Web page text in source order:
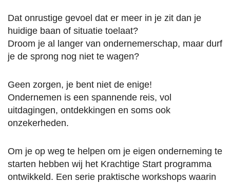
Dat onrustige gevoel dat er meer in je zit dan je
huidige baan of situatie toelaat?
Droom je al langer van ondernemerschap, maar durf
je de sprong nog niet te wagen?
Geen zorgen, je bent niet de enige!
Ondernemen is een spannende reis, vol
uitdagingen, ontdekkingen en soms ook
onzekerheden.
Om je op weg te helpen om je eigen onderneming te
starten hebben wij het Krachtige Start programma
ontwikkeld. Een serie praktische workshops waarin